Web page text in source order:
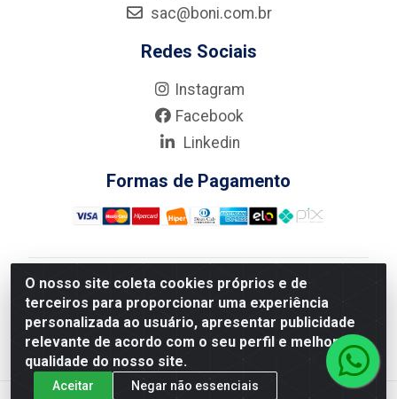
O nosso site coleta cookies próprios e de
terceiros para proporcionar uma experiência
personalizada ao usuário, apresentar publicidade
relevante de acordo com o seu perfil e melhorar a
qualidade do nosso site.
Aceitar Negar não essenciais
sac@boni.com.br
Redes Sociais
Instagram
Facebook
Linkedin
Formas de Pagamento
Nova Boni Distribuidora de Material de Construção LTDA
- Rua Alice Tibiriçá, 330 - Vila Da Penha, Rio de
Janeiro/RJ - CEP: 21.210-110 - CNPJ: 11.003.135/0001-
27